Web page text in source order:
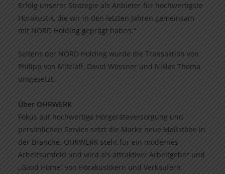
Erfolg unserer Strategie als Anbieter für hochwertigste
Hörakustik, die wir in den letzten Jahren gemeinsam
mit NORD Holding geprägt haben.“
Seitens der NORD Holding wurde die Transaktion von
Philipp von Mitzlaff, David Wössner und Niklas Thoma
umgesetzt.
Über OHRWERK
Fokus auf hochwertige Hörgeräteversorgung und
persönlichen Service setzt die Marke neue Maßstäbe in
der Branche. OHRWERK steht für ein modernes
Arbeitsumfeld und wird als attraktiver Arbeitgeber und
„Good Home“ von Hörakustikern und Verkäufern